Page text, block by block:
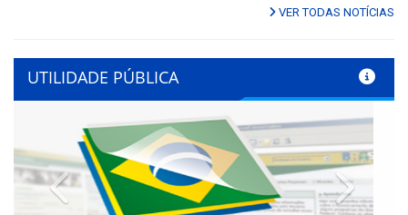
VER TODAS NOTÍCIAS
UTILIDADE PÚBLICA
Previous